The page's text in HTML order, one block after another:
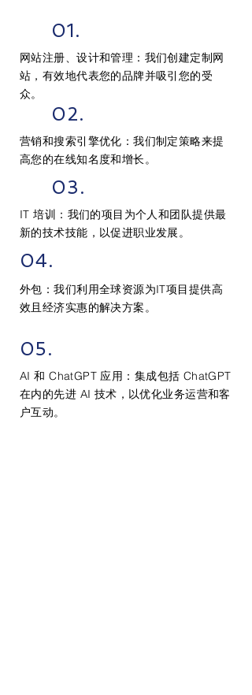
01.
网站注册、设计和管理：我们创建定制网
站，有效地代表您的品牌并吸引您的受
众。
02.
营销和搜索引擎优化：我们制定策略来提
高您的在线知名度和增长。
03.
IT 培训：我们的项目为个人和团队提供最
新的技术技能，以促进职业发展。
04.
外包：我们利用全球资源为IT项目提供高
效且经济实惠的解决方案。
05.
AI 和 ChatGPT 应用：集成包括 ChatGPT
在内的先进 AI 技术，以优化业务运营和客
户互动。